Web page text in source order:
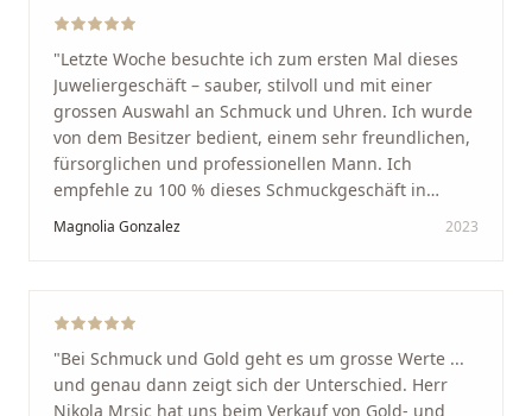
Arbeit und seine Kunden wirklich am Herzen liegen.
Service und echte Herzlichkeit schätzt, ist hier genau
richtig."
"Letzte Woche besuchte ich zum ersten Mal dieses
Juweliergeschäft – sauber, stilvoll und mit einer
grossen Auswahl an Schmuck und Uhren. Ich wurde
von dem Besitzer bedient, einem sehr freundlichen,
fürsorglichen und professionellen Mann. Ich
empfehle zu 100 % dieses Schmuckgeschäft in
Schaffhausen. Ich selbst war sehr zufrieden und
glücklich mit der Behandlung. Ich danke Ihnen – ich
Magnolia Gonzalez 2023
"Bei Schmuck und Gold geht es um grosse Werte ...
und genau dann zeigt sich der Unterschied. Herr
Nikola Mrsic hat uns beim Verkauf von Gold- und